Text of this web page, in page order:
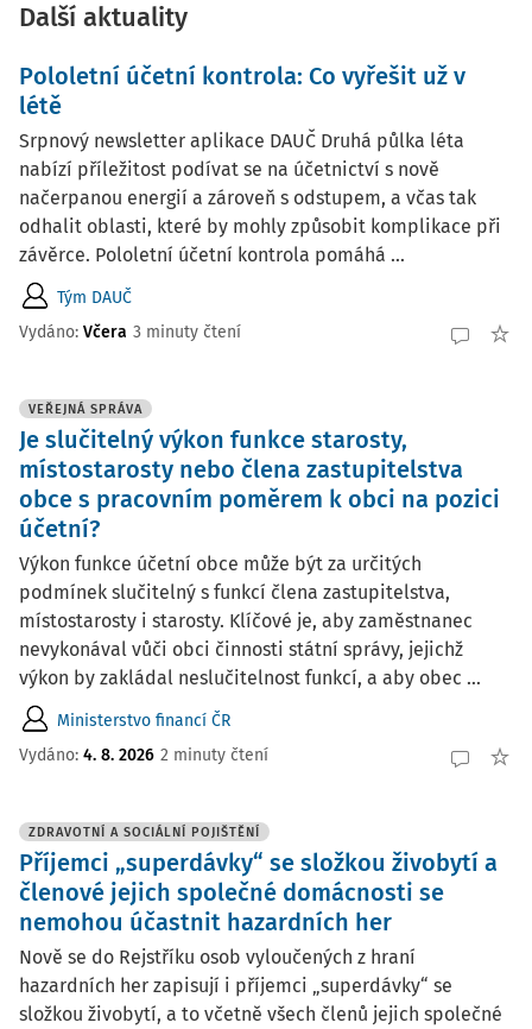
Další aktuality
Pololetní účetní kontrola: Co vyřešit už v
létě
Srpnový newsletter aplikace DAUČ Druhá půlka léta
nabízí příležitost podívat se na účetnictví s nově
načerpanou energií a zároveň s odstupem, a včas tak
odhalit oblasti, které by mohly způsobit komplikace při
závěrce. Pololetní účetní kontrola pomáhá ...
Tým DAUČ
Vydáno: Včera 3 minuty čtení
VEŘEJNÁ SPRÁVA
Je slučitelný výkon funkce starosty,
místostarosty nebo člena zastupitelstva
obce s pracovním poměrem k obci na pozici
účetní?
Výkon funkce účetní obce může být za určitých
podmínek slučitelný s funkcí člena zastupitelstva,
místostarosty i starosty. Klíčové je, aby zaměstnanec
nevykonával vůči obci činnosti státní správy, jejichž
výkon by zakládal neslučitelnost funkcí, a aby obec ...
Ministerstvo financí ČR
Vydáno: 4. 8. 2026 2 minuty čtení
ZDRAVOTNÍ A SOCIÁLNÍ POJIŠTĚNÍ
Příjemci „superdávky“ se složkou živobytí a
členové jejich společné domácnosti se
nemohou účastnit hazardních her
Nově se do Rejstříku osob vyloučených z hraní
hazardních her zapisují i příjemci „superdávky“ se
složkou živobytí, a to včetně všech členů jejich společné